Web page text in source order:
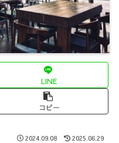
LINE
コピー
2024.09.08 2025.06.29